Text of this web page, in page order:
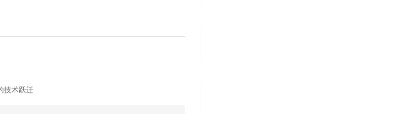
技术跃迁